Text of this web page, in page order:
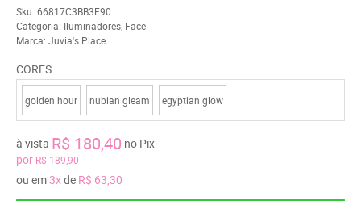
Sku: 66817C3BB3F90
Categoria: Iluminadores Face
Marca: Juvia's Place
CORES
golden hour nubian gleam egyptian glow
por R$ 189,90
à vista R$ 180,40 no Pix
ou em3xde R$ 63,30